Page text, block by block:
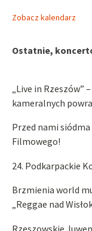
Zobacz kalendarz
Ostatnie,
„Live in Rzeszów”
kameralnych
Przed nami
Filmowego!
24. Podkarpackie
Brzmienia world
„Reggae nad
Rzeszowskie